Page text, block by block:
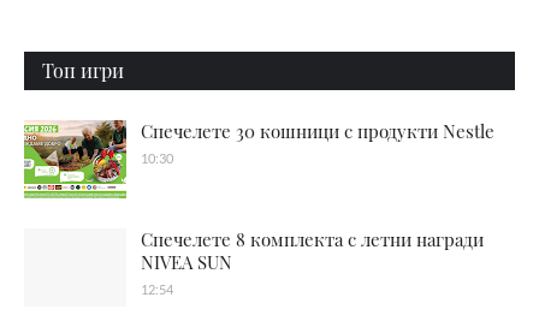
Топ игри
Спечелете 30 кошници с продукти Nestle
10:30
Спечелете 8 комплекта с летни награди
NIVEA SUN
12:54